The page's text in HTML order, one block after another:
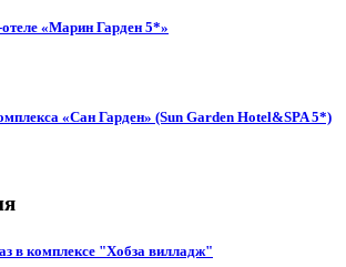
«Марин Гарден 5*»
«Сан Гарден» (Sun Garden Hotel&SPA 5*)
в комплексе "Хобза вилладж"